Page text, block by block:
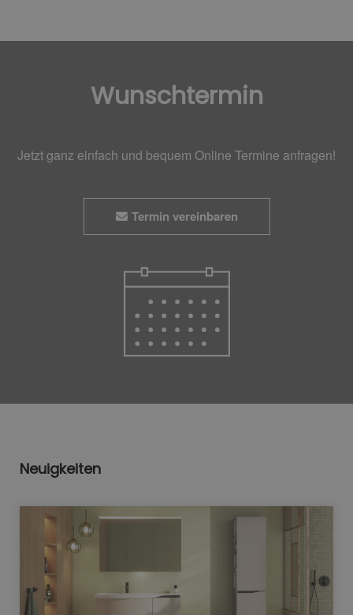
Wunschtermin
Jetzt ganz einfach und bequem Online Termine anfragen!
Termin vereinbaren
Neuigkeiten